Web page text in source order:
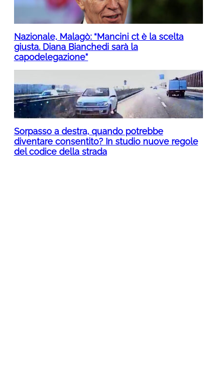
Nazionale, Malagò: “Mancini ct è la scelta
giusta. Diana Bianchedi sarà la
capodelegazione”
Sorpasso a destra, quando potrebbe
diventare consentito? In studio nuove regole
del codice della strada